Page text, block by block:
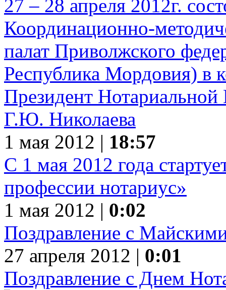
27 – 28 апреля 2012г.
Координационно-
палат Приволжского
Республика Мордовия) в
Президент
Г.Ю. Николаева
1 мая 2012 | 18:57
С 1 мая 2012 года
профессии нотариус»
1 мая 2012 | 0:02
Поздравление с
27 апреля 2012 | 0:01
Поздравление с Днем